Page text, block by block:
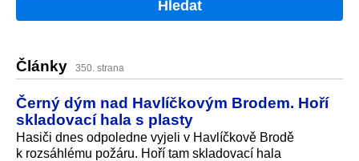
Hledat
Články 350. strana
Černý dým nad Havlíčkovým Brodem. Hoří
skladovací hala s plasty
Hasiči dnes odpoledne vyjeli v Havlíčkově Brodě
k rozsáhlému požáru. Hoří tam skladovací hala